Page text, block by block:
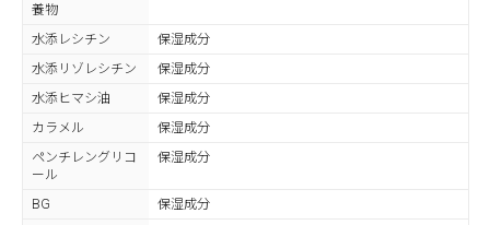
養物
水添レシチン
保湿成分
水添リゾレシチン
保湿成分
水添ヒマシ油
保湿成分
カラメル
保湿成分
ペンチレングリコ
ール
保湿成分
BG
保湿成分